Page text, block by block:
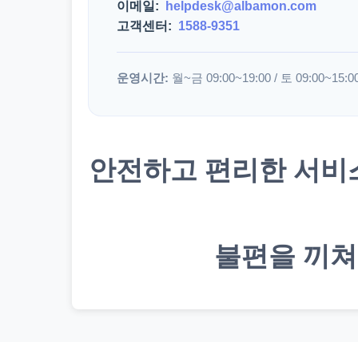
이메일:
helpdesk@albamon.com
고객센터: 1588-9351
운영시간: 월~금 09:00~19:00 / 토
안전하고 편리한 서
불편을 끼